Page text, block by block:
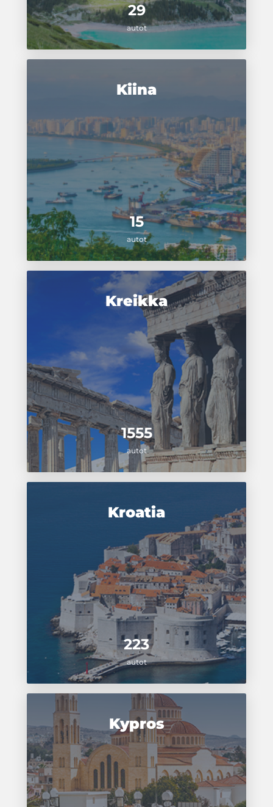
29
autot
15
autot
Kiina
1555
autot
Kreikka
223
autot
Kroatia
Kypros